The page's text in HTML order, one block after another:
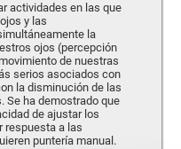
actividades en las que
y las
la
ojos (percepción
de nuestras
serios asociados con
la disminución de las
Se ha demostrado que
de ajustar los
respuesta a las
puntería manual.